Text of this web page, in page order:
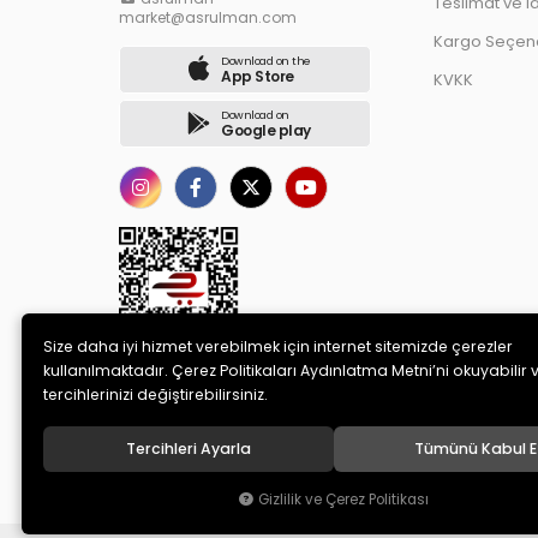
market@asrulman.com
Download on the
App Store
Download on
Google play
Kargo
KVKK
© 2020AS RULMAN OTOMOTİV SANAYİ TİCARET LİMİTED
Size daha iyi hizmet verebilmek için internet sitemizde çerezler
kullanılmaktadır. Çerez Politikaları Aydınlatma Metni’ni okuyabilir
tercihlerinizi değiştirebilirsiniz.
Tercihleri Ayarla Tümünü Kabul
Gizlilik ve Çerez Politikası